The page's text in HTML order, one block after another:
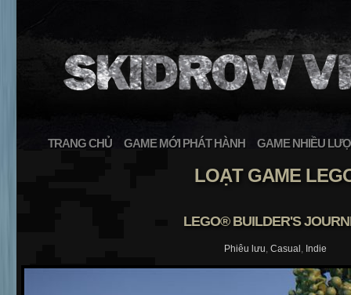
TRANG CHỦ GAME MỚI PHÁT HÀNH GAME NHIỀU
LOẠT GAME
LEGO® BUILDER'S
Phiêu lưu, Casual , Indie